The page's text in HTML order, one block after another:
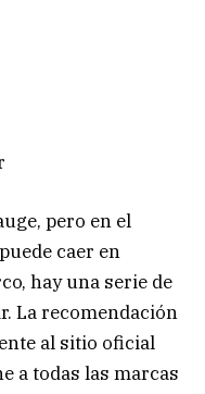
pero en el
caer en
hay una serie de
La recomendación
al sitio oficial
a todas las marcas